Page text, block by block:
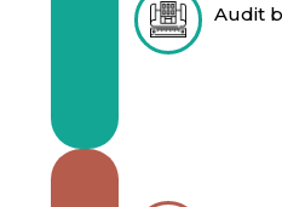
Audit